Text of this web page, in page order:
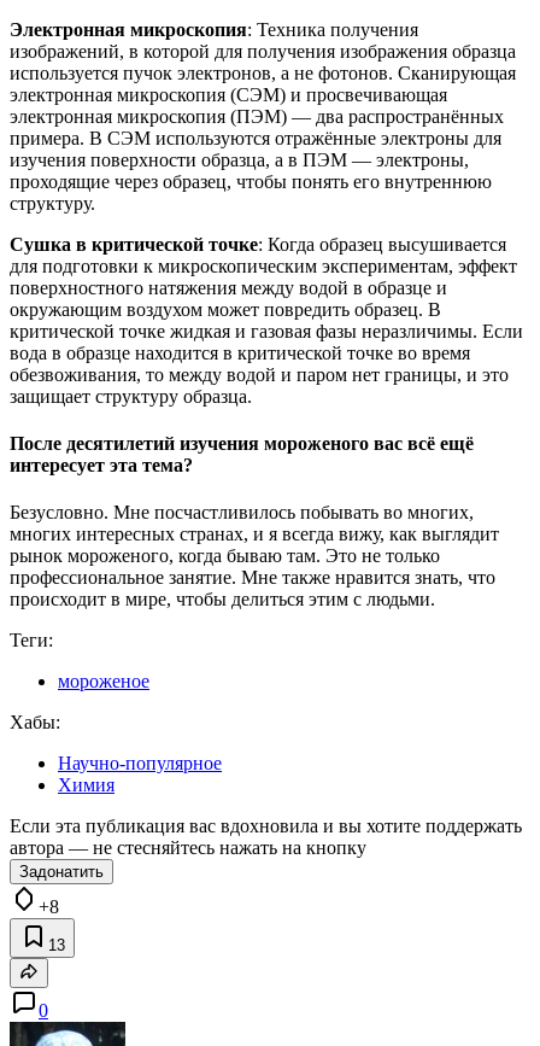
Электронная микроскопия: Техника получения
изображений, в которой для получения изображения образца
используется пучок электронов, а не фотонов. Сканирующая
электронная микроскопия (СЭМ) и просвечивающая
электронная микроскопия (ПЭМ) — два распространённых
примера. В СЭМ используются отражённые электроны для
изучения поверхности образца, а в ПЭМ — электроны,
проходящие через образец, чтобы понять его внутреннюю
структуру.
Сушка в критической точке: Когда образец высушивается
для подготовки к микроскопическим экспериментам, эффект
поверхностного натяжения между водой в образце и
окружающим воздухом может повредить образец. В
критической точке жидкая и газовая фазы неразличимы. Если
вода в образце находится в критической точке во время
обезвоживания, то между водой и паром нет границы, и это
защищает структуру образца.
После десятилетий изучения мороженого вас всё ещё
интересует эта тема?
Безусловно. Мне посчастливилось побывать во многих,
многих интересных странах, и я всегда вижу, как выглядит
рынок мороженого, когда бываю там. Это не только
профессиональное занятие. Мне также нравится знать, что
происходит в мире, чтобы делиться этим с людьми.
Теги:
мороженое
Хабы:
Научно-популярное
Химия
Если эта публикация вас вдохновила и вы хотите поддержать
автора — не стесняйтесь нажать на кнопку
Задонатить
+8
13
0